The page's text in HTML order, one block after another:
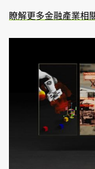
瞭解更多金融產業相